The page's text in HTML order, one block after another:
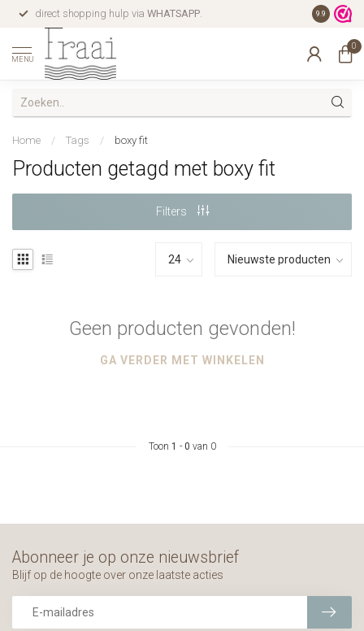
direct shopping hulp via WHATSAPP. gratis
9.9
MENU
0
Home / Tags / boxy fit
Producten getagd met boxy fit
Filters
Geen producten gevonden!
GA VERDER MET WINKELEN
Toon 1 - 0 van 0
Abonneer je op onze nieuwsbrief
Blijf op de hoogte over onze laatste acties